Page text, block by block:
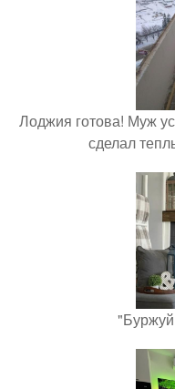
Лоджия готова! Муж
сделал